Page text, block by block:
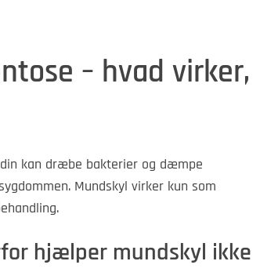
– hvad virker,
kan dræbe bakterier og dæmpe
Mundskyl virker kun som
hjælper mundskyl ikke